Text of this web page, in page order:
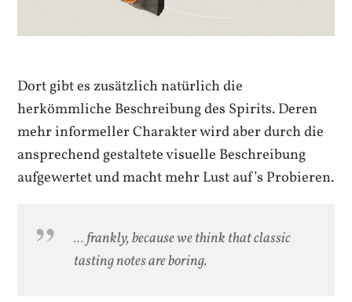
Dort gibt es zusätzlich natürlich die
herkömmliche Beschreibung des Spirits. Deren
mehr informeller Charakter wird aber durch die
ansprechend gestaltete visuelle Beschreibung
aufgewertet und macht mehr Lust auf’s Probieren.
… frankly, because we think that classic
tasting notes are boring.